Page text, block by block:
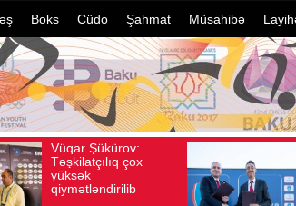
Boks Cüdo Şahmat Müsahibə
106 Avqust 04, 2026